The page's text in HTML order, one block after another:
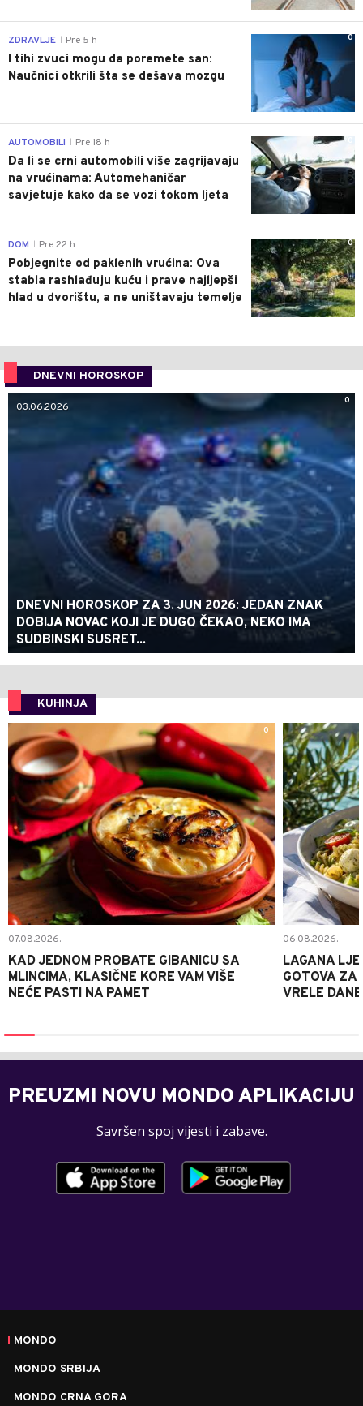
0
ZDRAVLJE Pre 5 h
I tihi zvuci mogu da poremete san:
Naučnici otkrili šta se dešava mozgu
0
AUTOMOBILI Pre 18 h
Da li se crni automobili više zagrijavaju
na vrućinama: Automehaničar
savjetuje kako da se vozi tokom ljeta
0
DOM Pre 22 h
Pobjegnite od paklenih vrućina: Ova
stabla rashlađuju kuću i prave najljepši
hlad u dvorištu, a ne uništavaju temelje
DNEVNI HOROSKOP
0
03.06.2026.
DNEVNI HOROSKOP ZA 3. JUN 2026: JEDAN ZNAK
DOBIJA NOVAC KOJI JE DUGO ČEKAO, NEKO IMA
SUDBINSKI SUSRET...
KUHINJA
0
07.08.2026.
KAD JEDNOM PROBATE GIBANICU SA
MLINCIMA, KLASIČNE KORE VAM VIŠE
NEĆE PASTI NA PAMET
06.08.2026.
LAGANA
GOTOVA ZA
VRELE DANE
PREUZMI NOVU MONDO APLIKACIJU
Savršen spoj vijesti i zabave.
MONDO
MONDO SRBIJA
MONDO CRNA GORA